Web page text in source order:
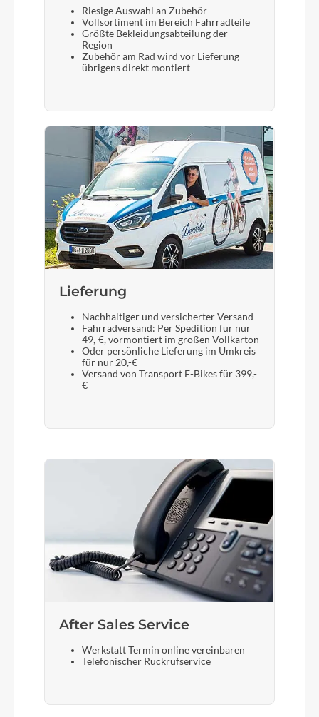
Display
FIT 2.0 Compact
travel, 34.9 mm
Riesige Auswahl an Zubehör
Vollsortiment im Bereich Fahrradteile
Größte Bekleidungsabteilung der
Region
Zubehör am Rad wird vor Lieferung
übrigens direkt montiert
Lieferung
Nachhaltiger und versicherter Versand
Fahrradversand: Per Spedition für nur
49,-€, vormontiert im großen Vollkarton
Oder persönliche Lieferung im Umkreis
für nur 20,-€
Versand von Transport E-Bikes für 399,-
€
After Sales Service
Werkstatt Termin online vereinbaren
Telefonischer Rückrufservice